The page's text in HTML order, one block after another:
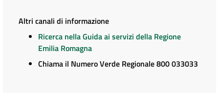
Altri canali di informazione
Ricerca nella Guida ai servizi della Regione
Emilia Romagna
Chiama il Numero Verde Regionale 800 033033